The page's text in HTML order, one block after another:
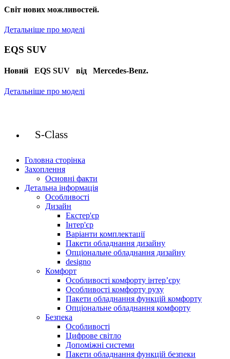
Cвіт нових можливостей.
Детальніше про моделі
EQS SUV
Новий EQS SUV від Mercedes-Benz.
Детальніше про моделі
S-Class
Головна сторінка
Захоплення
Основні факти
Детальна інформація
Особливості
Дизайн
Екстер'єр
Інтер'єр
Варіанти комплектації
Пакети обладнання дизайну
Опціональне обладнання дизайну
designo
Комфорт
Особливості комфорту інтер’єру
Особливості комфорту руху
Пакети обладнання функцій комфорту
Опціональне обладнання комфорту
Безпека
Особливості
Цифрове світло
Допоміжні системи
Пакети обладнання функцій безпеки